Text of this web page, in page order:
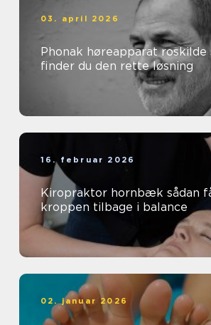
03. april 2026
Phonak høreapparat roskilde sådan
finder du den rette løsning
16. februar 2026
Kiropraktor hornbæk sådan får du
kroppen tilbage i balance
02. januar 2026